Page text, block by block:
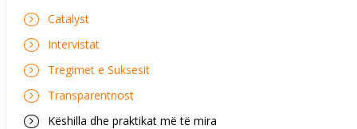
Catalyst
Intervistat
Tregimet e Suksesit
Transparentnost
Këshilla dhe praktikat më të mira